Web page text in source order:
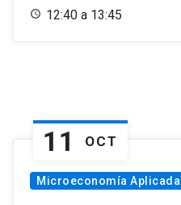
12:40 a 13:45
11 OCT
Microeconomía Aplicada